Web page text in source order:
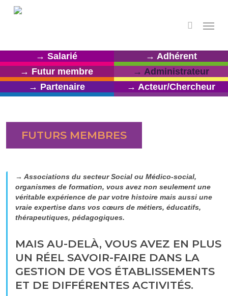
search
→ Salarié
→ Adhérent
→ Futur membre
→ Administrateur
→ Partenaire
→ Acteur/Chercheur
FUTURS MEMBRES
→ Associations du secteur Social ou Médico-social,
organismes de formation, vous avez non seulement une
véritable expérience de par votre histoire mais aussi une
vraie expertise dans vos cœurs de métiers, éducatifs,
thérapeutiques, pédagogiques.
MAIS AU-DELÀ, VOUS AVEZ EN PLUS
UN RÉEL SAVOIR-FAIRE DANS LA
GESTION DE VOS ÉTABLISSEMENTS
ET DE DIFFÉRENTES ACTIVITÉS.